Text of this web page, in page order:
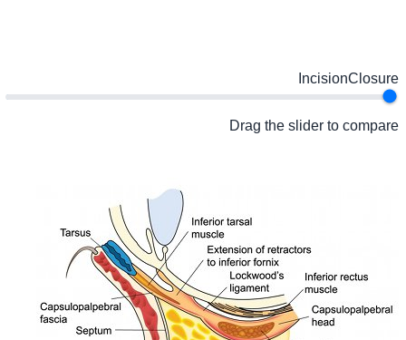
IncisionClosure
Drag the slider to compare